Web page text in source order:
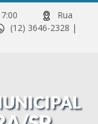
17:00
Rua
(12) 3646-2328 |